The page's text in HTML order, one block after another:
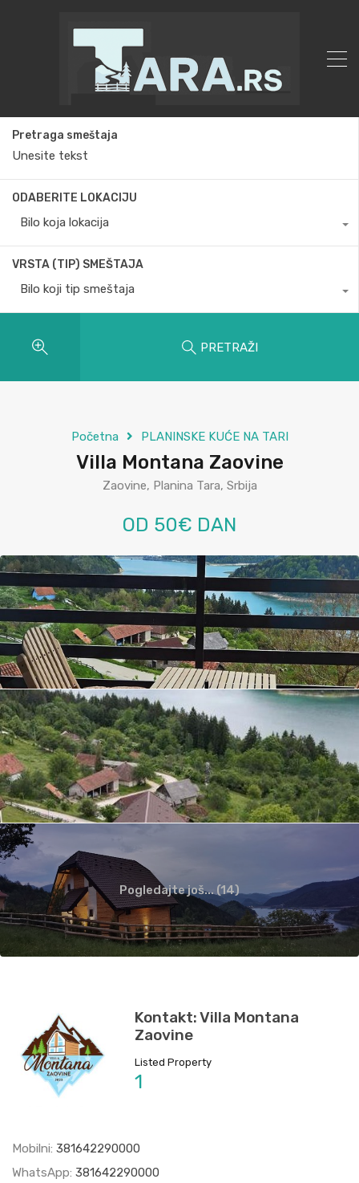
Pretraga smeštaja
ODABERITE LOKACIJU
Bilo koja lokacija
VRSTA (TIP) SMEŠTAJA
Bilo koji tip smeštaja
PRETRAŽI
Početna PLANINSKE KUĆE NA TARI
Villa Montana Zaovine
Zaovine, Planina Tara, Srbija
OD 50€ DAN
Pogledajte još... (14)
Kontakt: Villa Montana
Zaovine
Listed Property
1
Mobilni: 381642290000
WhatsApp: 381642290000